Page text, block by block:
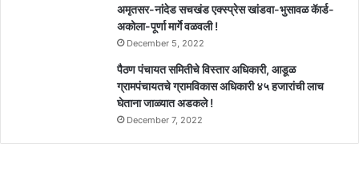
अमृतसर-नांदेड सचखंड एक्स्प्रेस खांडवा-भुसावळ कॅार्ड-
अकोला-पूर्णा मार्गे वळवली !
December 5, 2022
पैठण पंचायत समितीचे विस्तार अधिकारी, आडूळ
ग्रामपंचायतचे ग्रामविकास अधिकारी ४५ हजारांची लाच
घेताना जाळ्यात अडकले !
December 7, 2022